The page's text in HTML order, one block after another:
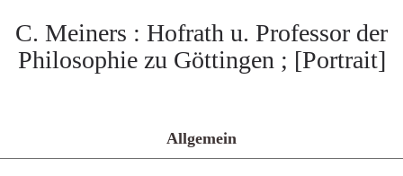
C. Meiners : Hofrath u. Professor der
Philosophie zu Göttingen ; [Portrait]
Allgemein